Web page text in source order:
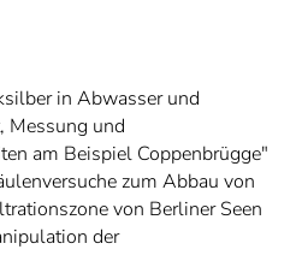
in Abwasser und
Messung und
am Beispiel Coppenbrügge"
zum Abbau von
von Berliner Seen
der